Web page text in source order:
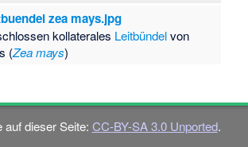
zea mays.jpg
kollaterales Leitbündelvon
(Zea mays)
auf dieser Seite: CC-BY-SA 3.0 Unported.